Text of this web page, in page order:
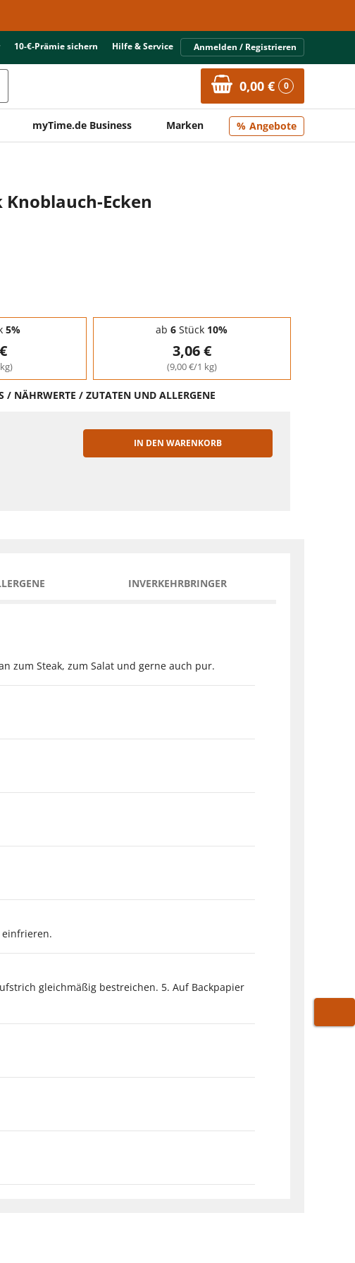
10-€-Prämie sichern Hilfe & Service Anmelden / Registrieren
0,00 € 0
myTime.de Business Marken Angebote
Knoblauch-Ecken
5% ab 6 Stück 10%
3,06 €
(9,00 €/1 kg)
/ NÄHRWERTE / ZUTATEN UND ALLERGENE
ERHÖHEN
IN DEN WARENKORB
INVERKEHRBRINGER
zum Steak, zum Salat und gerne auch pur.
gleichmäßig bestreichen. 5. Auf Backpapier